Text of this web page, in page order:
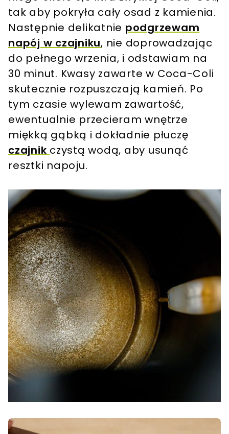
tak aby pokryła cały osad z kamienia.
Następnie delikatnie podgrzewam
napój w czajniku, nie doprowadzając
do pełnego wrzenia, i odstawiam na
30 minut. Kwasy zawarte w Coca-Coli
skutecznie rozpuszczają kamień. Po
tym czasie wylewam zawartość,
ewentualnie przecieram wnętrze
miękką gąbką i dokładnie płuczę
czajnik czystą wodą, aby usunąć
resztki napoju.